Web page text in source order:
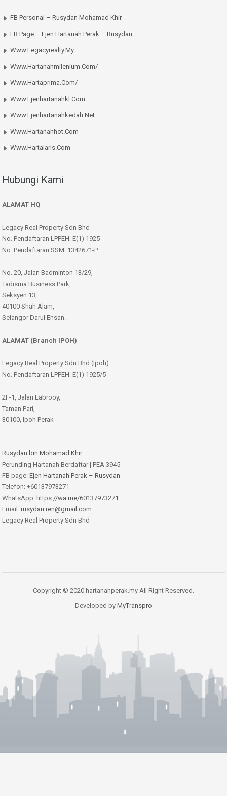
FB Personal – Rusydan Mohamad Khir
FB Page – Ejen Hartanah Perak – Rusydan
Www.legacyrealty.my
Www.hartanahmilenium.com/
Www.hartaprima.com/
Www.ejenhartanahkl.com
Www.ejenhartanahkedah.net
Www.hartanahhot.com
Www.hartalaris.com
Hubungi Kami
ALAMAT HQ
Legacy Real Property Sdn Bhd
No. Pendaftaran LPPEH: E(1) 1925
No. Pendaftaran SSM: 1342671-P
No. 20, Jalan Badminton 13/29,
Tadisma Business Park,
Seksyen 13,
40100 Shah Alam,
Selangor Darul Ehsan.
ALAMAT (Branch IPOH)
Legacy Real Property Sdn Bhd (Ipoh)
No. Pendaftaran LPPEH: E(1) 1925/5
2F-1, Jalan Labrooy,
Taman Pari,
30100, Ipoh Perak
Rusydan bin Mohamad Khir
Perunding Hartanah Berdaftar | PEA 3945
FB page: Ejen Hartanah Perak – Rusydan
Telefon: +60137973271
WhatsApp: https://wa.me/60137973271
Email: rusydan.ren@gmail.com
Legacy Real Property Sdn Bhd
Copyright © 2020 hartanahperak.my All Right Reserved.
Developed by MyTranspro